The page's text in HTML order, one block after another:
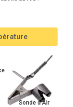
Sonde d'Air